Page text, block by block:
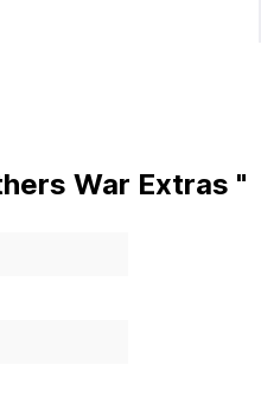
War Extras "